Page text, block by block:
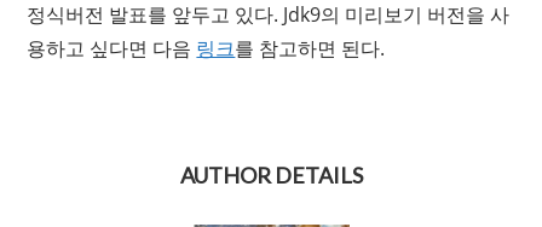
정식버전 발표를 앞두고 있다. Jdk9의 미리보기 버전을 사
용하고 싶다면 다음 링크를 참고하면 된다.
AUTHOR DETAILS